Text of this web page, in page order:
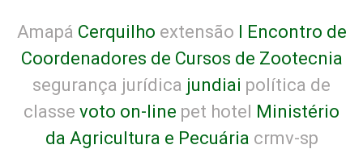
Amapá Cerquilho extensão I Encontro de
Coordenadores de Cursos de Zootecnia
segurança jurídica jundiai política de
classe voto on-line pet hotel Ministério
da Agricultura e Pecuária crmv-sp